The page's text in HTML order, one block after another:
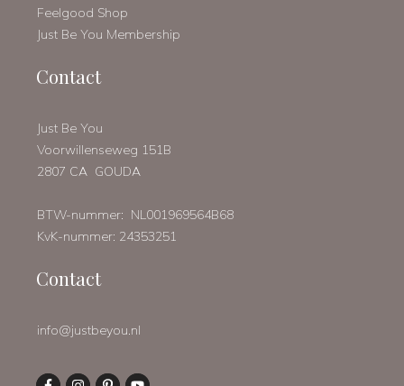
Feelgood Shop
Just Be You Membership
Contact
Just Be You
Voorwillenseweg 151B
2807 CA GOUDA
BTW-nummer: NL001969564B68
KvK-nummer: 24353251
Contact
info@justbeyou.nl